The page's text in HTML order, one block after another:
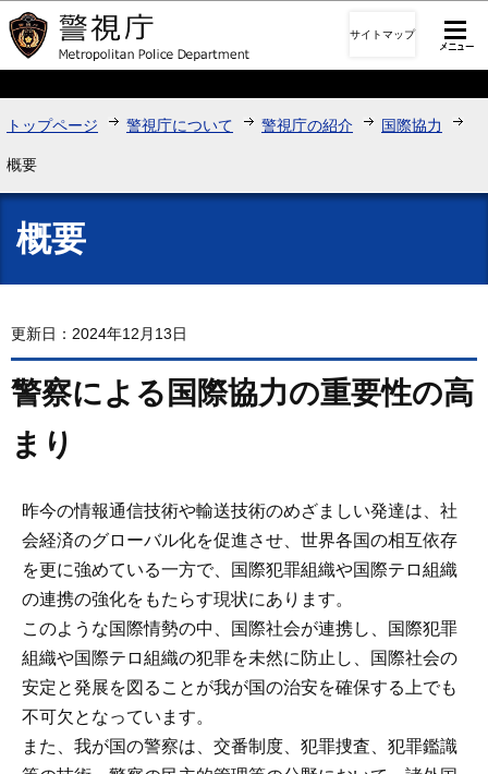
このページの本文へ移動
サイトマップ
トップページ 警視庁について 警視庁の紹介 国際協力
概要
概要
更新日：2024年12月13日
警察による国際協力の重要性の高
まり
昨今の情報通信技術や輸送技術のめざましい発達は、社
会経済のグローバル化を促進させ、世界各国の相互依存
を更に強めている一方で、国際犯罪組織や国際テロ組織
の連携の強化をもたらす現状にあります。
このような国際情勢の中、国際社会が連携し、国際犯罪
組織や国際テロ組織の犯罪を未然に防止し、国際社会の
安定と発展を図ることが我が国の治安を確保する上でも
不可欠となっています。
また、我が国の警察は、交番制度、犯罪捜査、犯罪鑑識